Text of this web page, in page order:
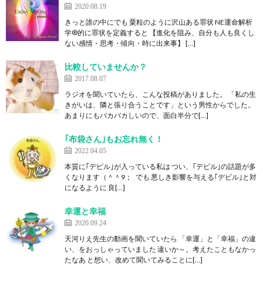
2020.08.19
きっと誰の中にでも 粟粒のように沢山ある罪状 NE運命解析
学®的に罪状を定義すると 【進化を阻み、自分も人も良くし
ない感情・思考・傾向・時に出来事】 […]
比較していませんか？
2017.08.07
ラジオを聞いていたら、こんな投稿がありました。 「私の生
きがいは、隣と張り合うことです」という男性からでした。
あまりにもバカバカしいので、面白半分で[…]
｢布袋さん｣もお忘れ無く！
2022.04.05
本質に｢デビル｣が入っている私は つい、｢デビル｣の話題が多
くなります（＾＾9； でも 悪しき影響を与える｢デビル｣と対
になるように 良[…]
幸運と幸福
2020.09.24
天河りえ先生の動画を聞いていたら 「幸運」と「幸福」の違
い、をおっしゃっていました 違いか～。考えたこともなかっ
たなあ と想い、改めて聞いてみることに[…]